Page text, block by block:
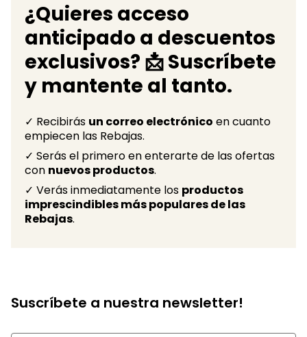
¿Quieres acceso
anticipado a descuentos
exclusivos? 📩 Suscríbete
y mantente al tanto.
✓ Recibirás un correo electrónico en cuanto
empiecen las Rebajas.
✓ Serás el primero en enterarte de las ofertas
con nuevos productos.
✓ Verás inmediatamente los productos
imprescindibles más populares de las
Rebajas.
Suscríbete a nuestra newsletter!